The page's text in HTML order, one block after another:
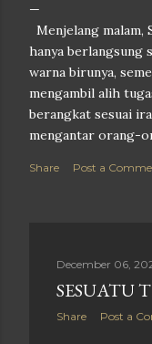
Menjelang malam,
hanya berlangsung
warna birunya,
mengambil alih
berangkat sesuai
mengantar orang-
penantian. Di
yang terbuka,
lambaian yang
keberangkatan.
malam terasa lebih
Share Post a
December 06,
SESUATU
Share Post a